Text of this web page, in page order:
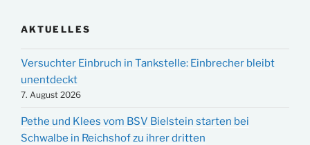
AKTUELLES
Versuchter Einbruch in Tankstelle: Einbrecher bleibt
unentdeckt
7. August 2026
Pethe und Klees vom BSV Bielstein starten bei
Schwalbe in Reichshof zu ihrer dritten